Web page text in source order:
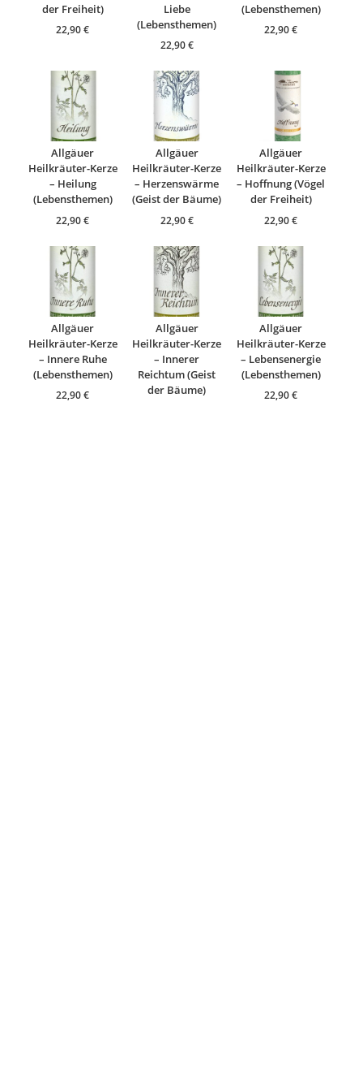
der Freiheit)
22,90€
Liebe
(Lebensthemen)
22,90€
(Lebensthemen)
22,90€
Allgäuer
Heilkräuter-Kerze
– Heilung
(Lebensthemen)
22,90€
Allgäuer
Heilkräuter-Kerze
– Herzenswärme
(Geist der Bäume)
22,90€
Allgäuer
Heilkräuter-Kerze
– Hoffnung (Vögel
der Freiheit)
22,90€
Allgäuer
Heilkräuter-Kerze
– Innere Ruhe
(Lebensthemen)
22,90€
Allgäuer
Heilkräuter-Kerze
– Innerer
Reichtum (Geist
der Bäume)
Allgäuer
Heilkräuter-Kerze
– Lebensenergie
(Lebensthemen)
22,90€